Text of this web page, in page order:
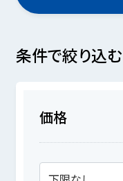
条件で絞り込む
価格